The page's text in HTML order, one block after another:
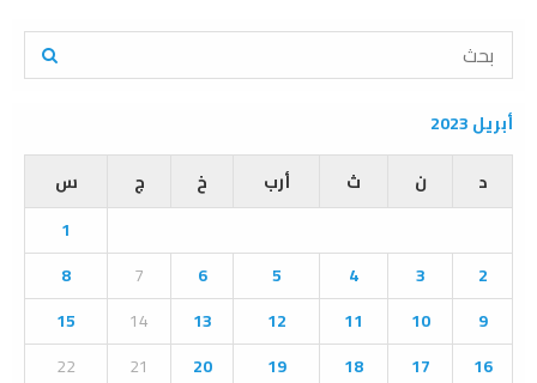
S
r
o
E
A
R
C
H
أبريل 2023
د
ن ث أرب خ ج
س
1
2
3
4
5
6
7
8
9
10
11
12
13
14
15
16
17
18
19
20
21
22